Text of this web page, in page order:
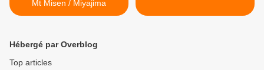
Mt Misen / Miyajima
Hébergé par Overblog
Top articles